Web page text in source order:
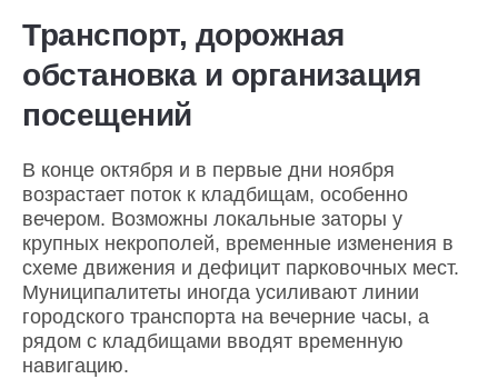
Транспорт, дорожная
обстановка и организация
посещений
В конце октября и в первые дни ноября
возрастает поток к кладбищам, особенно
вечером. Возможны локальные заторы у
крупных некрополей, временные изменения в
схеме движения и дефицит парковочных мест.
Муниципалитеты иногда усиливают линии
городского транспорта на вечерние часы, а
рядом с кладбищами вводят временную
навигацию.